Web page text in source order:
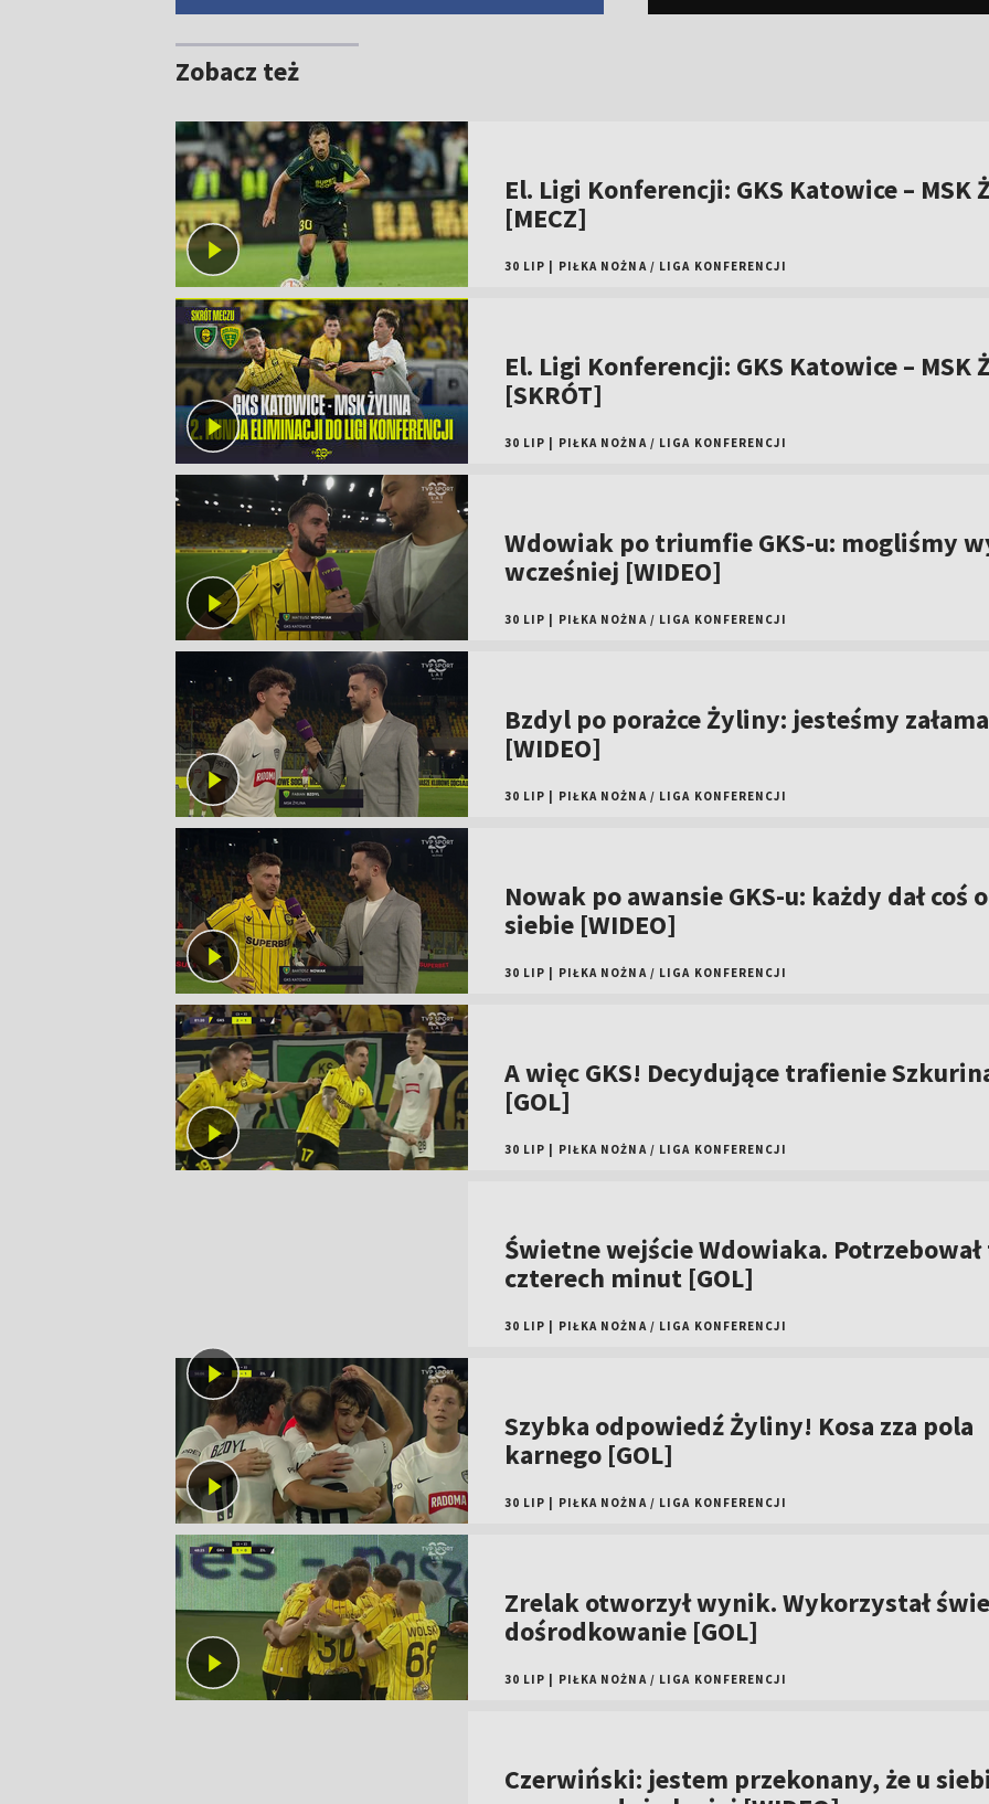
Zobacz też
El. Ligi Konferencji: GKS Katowice – MSK
[MECZ]
30 LIP PIŁKA NOŻNA / LIGA KONFERENCJI
El. Ligi Konferencji: GKS Katowice – MSK
[SKRÓT]
30 LIP PIŁKA NOŻNA / LIGA KONFERENCJI
Wdowiak po triumfie GKS-u: mogliśmy
wcześniej [WIDEO]
30 LIP PIŁKA NOŻNA / LIGA KONFERENCJI
Bzdyl po porażce Żyliny: jesteśmy
[WIDEO]
30 LIP PIŁKA NOŻNA / LIGA KONFERENCJI
Nowak po awansie GKS-u: każdy dał coś
siebie [WIDEO]
30 LIP PIŁKA NOŻNA / LIGA KONFERENCJI
A więc GKS! Decydujące trafienie
[GOL]
30 LIP PIŁKA NOŻNA / LIGA KONFERENCJI
Świetne wejście Wdowiaka.
czterech minut [GOL]
30 LIP PIŁKA NOŻNA / LIGA KONFERENCJI
Szybka odpowiedź Żyliny! Kosa zza pola
karnego [GOL]
30 LIP PIŁKA NOŻNA / LIGA KONFERENCJI
Zrelak otworzył wynik. Wykorzystał
dośrodkowanie [GOL]
30 LIP PIŁKA NOŻNA / LIGA KONFERENCJI
Czerwiński: jestem przekonany, że u